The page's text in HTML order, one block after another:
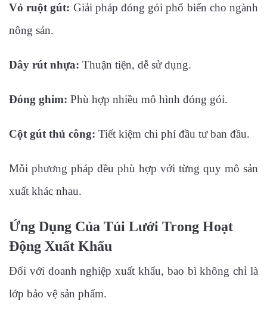
Vỏ ruột gút: Giải pháp đóng gói phổ biến cho ngành
nông sản.
Dây rút nhựa: Thuận tiện, dễ sử dụng.
Đóng ghim: Phù hợp nhiều mô hình đóng gói.
Cột gút thủ công: Tiết kiệm chi phí đầu tư ban đầu.
Mỗi phương pháp đều phù hợp với từng quy mô sản
xuất khác nhau.
Ứng Dụng Của Túi Lưới Trong Hoạt
Động Xuất Khẩu
Đối với doanh nghiệp xuất khẩu, bao bì không chỉ là
lớp bảo vệ sản phẩm.